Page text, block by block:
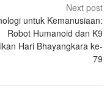
Next post
untuk Kemanusiaan:
Robot Humanoid dan K9
Hari Bhayangkara ke-
79